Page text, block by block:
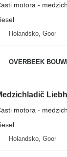
motora -
Holandsko, Goor
OVERBEEK
motora -
Holandsko, Goor